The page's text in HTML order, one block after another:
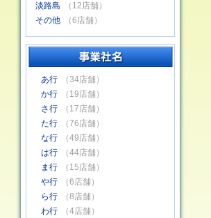
淡路島
（12店舗）
その他
（6店舗）
あ行
（34店舗）
か行
（19店舗）
さ行
（17店舗）
た行
（76店舗）
な行
（49店舗）
は行
（44店舗）
ま行
（15店舗）
や行
（6店舗）
ら行
（8店舗）
わ行
（4店舗）